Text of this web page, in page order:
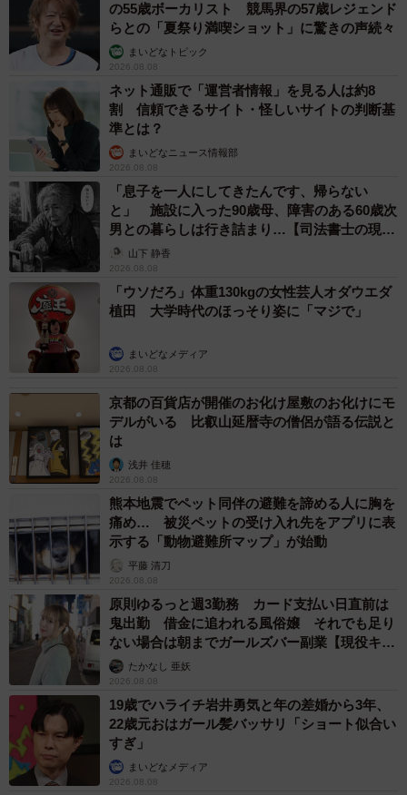
の55歳ボーカリスト 競馬界の57歳レジェンド
らとの「夏祭り満喫ショット」に驚きの声続々
まいどなトピック
2026.08.08
ネット通販で「運営者情報」を見る人は約8
割 信頼できるサイト・怪しいサイトの判断基
準とは？
まいどなニュース情報部
2026.08.08
「息子を一人にしてきたんです、帰らない
と」 施設に入った90歳母、障害のある60歳次
男との暮らしは行き詰まり…【司法書士の現場
から】山下 静香
2026.08.08
「ウソだろ」体重130kgの女性芸人オダウエダ
植田 大学時代のほっそり姿に「マジで」
まいどなメディア
2026.08.08
京都の百貨店が開催のお化け屋敷のお化けにモ
デルがいる 比叡山延暦寺の僧侶が語る伝説と
は
浅井 佳穂
2026.08.08
熊本地震でペット同伴の避難を諦める人に胸を
痛め… 被災ペットの受け入れ先をアプリに表
示する「動物避難所マップ」が始動
平藤 清刀
2026.08.08
原則ゆるっと週3勤務 カード支払い日直前は
鬼出勤 借金に追われる風俗嬢 それでも足り
ない場合は朝までガールズバー副業【現役キャ
ストに取材】
たかなし 亜妖
2026.08.08
19歳でハライチ岩井勇気と年の差婚から3年、
22歳元おはガール髪バッサリ「ショート似合い
すぎ」
まいどなメディア
2026.08.08